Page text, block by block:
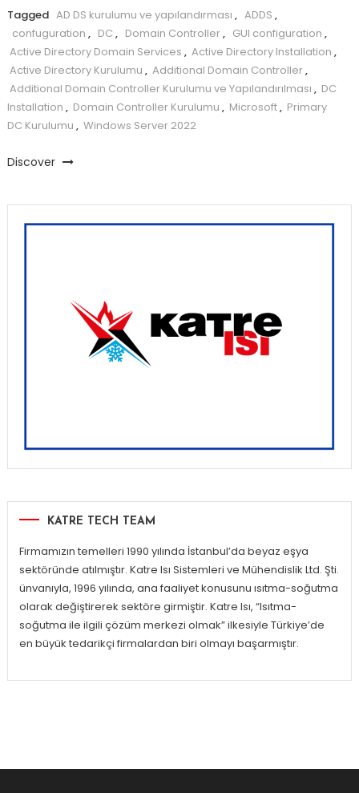
Tagged AD DS kurulumu ve yapılandırması , ADDS ,
confuguration , DC , Domain Controller, GUI configuration ,
Active Directory Domain Services , Active Directory Installation ,
Active Directory Kurulumu , Additional Domain Controller,
Additional Domain Controller Kurulumu ve Yapılandırılması , DC
Installation , Domain Controller Kurulumu , Microsoft, Primary
DC Kurulumu , Windows Server 2022
Discover
KATRE TECH TEAM
Firmamızın temelleri 1990 yılında İstanbul’da beyaz eşya
sektöründe atılmıştır. Katre Isı Sistemleri ve Mühendislik Ltd. Şti.
ünvanıyla, 1996 yılında, ana faaliyet konusunu ısıtma-soğutma
olarak değiştirerek sektöre girmiştir. Katre Isı, “Isıtma-
soğutma ile ilgili çözüm merkezi olmak” ilkesiyle Türkiye’de
en büyük tedarikçi firmalardan biri olmayı başarmıştır.